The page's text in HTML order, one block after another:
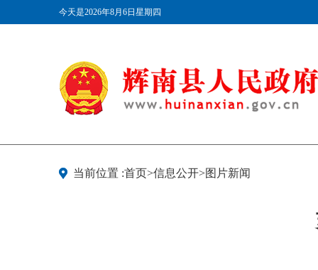
今天是2026年8月6日星期四
当前位置 :首页>信息公开>图片新闻